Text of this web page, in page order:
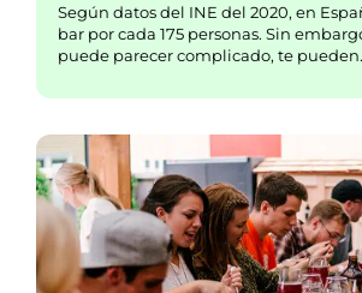
Según datos del INE del 2020, en
bar por cada 175 personas. Sin
puede parecer complicado, te